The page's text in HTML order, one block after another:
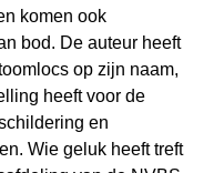
komen ook
bod. De auteur heeft
op zijn naam,
heeft voor de
en
Wie geluk heeft treft